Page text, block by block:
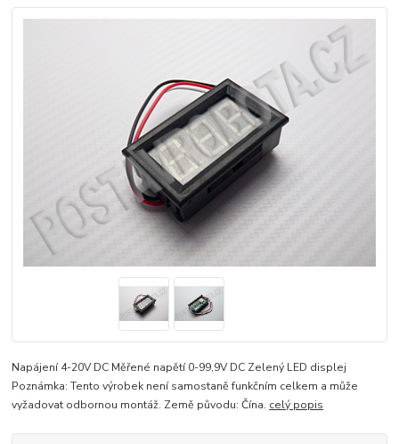
Napájení 4-20V DC Měřené napětí 0-99,9V DC Zelený LED displej
Poznámka: Tento výrobek není samostaně funkčním celkem a může
vyžadovat odbornou montáž. Země původu: Čína. celý popis